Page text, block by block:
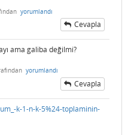
yorumlandı
Cevapla
ama galiba değilmi?
yorumlandı
Cevapla
k-1-n-k-5%24-toplaminin-